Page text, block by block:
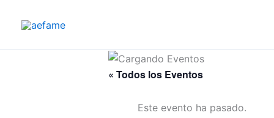
« Todos los Eventos
Este evento ha pasado.